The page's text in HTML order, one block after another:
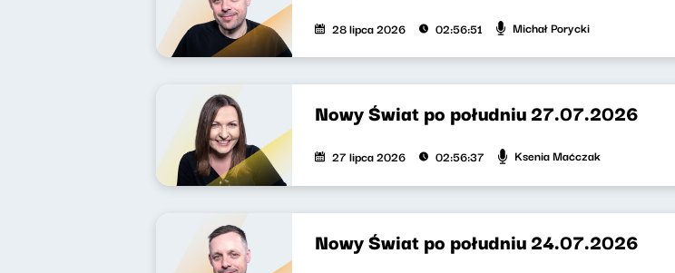
28 lipca 2026 02:56:51 Michał Porycki
Nowy Świat po południu 27.07.2026
27 lipca 2026 02:56:37 Ksenia Maćczak
Nowy Świat po południu 24.07.2026